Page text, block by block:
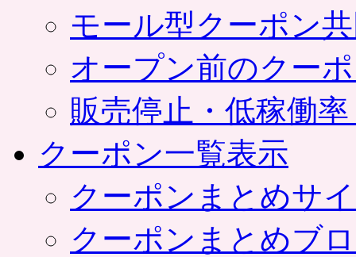
モール型クーポン
オープン前のクー
販売停止・低稼働
クーポン一覧表示
クーポンまとめサ
クーポンまとめブ